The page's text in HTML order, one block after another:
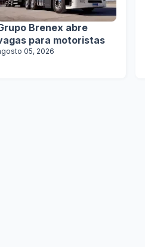
Brenex abre
para motoristas
05, 2026